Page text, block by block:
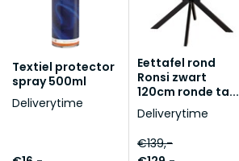
Textiel protector
spray 500ml
Deliverytime
Eettafel rond
Ronsi zwart
120cm ronde ta...
Deliverytime
€139,-